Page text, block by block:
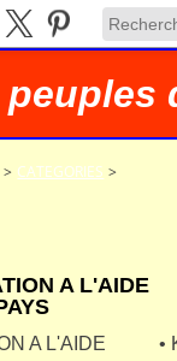
> CATEGORIES >
A L'AIDE
•